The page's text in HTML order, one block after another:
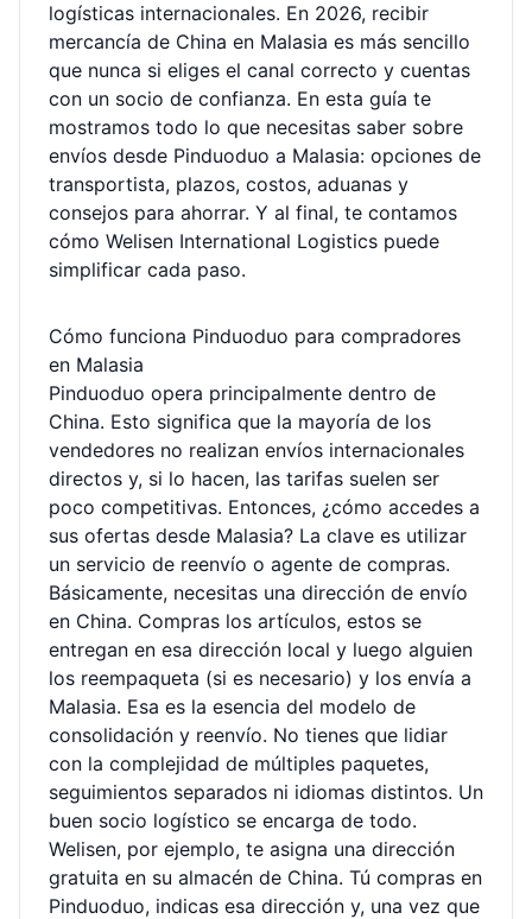
logísticas internacionales. En 2026, recibir
mercancía de China en Malasia es más sencillo
que nunca si eliges el canal correcto y cuentas
con un socio de confianza. En esta guía te
mostramos todo lo que necesitas saber sobre
envíos desde Pinduoduo a Malasia: opciones de
transportista, plazos, costos, aduanas y
consejos para ahorrar. Y al final, te contamos
cómo Welisen International Logistics puede
simplificar cada paso.
Cómo funciona Pinduoduo para compradores
en Malasia
Pinduoduo opera principalmente dentro de
China. Esto significa que la mayoría de los
vendedores no realizan envíos internacionales
directos y, si lo hacen, las tarifas suelen ser
poco competitivas. Entonces, ¿cómo accedes a
sus ofertas desde Malasia? La clave es utilizar
un servicio de reenvío o agente de compras.
Básicamente, necesitas una dirección de envío
en China. Compras los artículos, estos se
entregan en esa dirección local y luego alguien
los reempaqueta (si es necesario) y los envía a
Malasia. Esa es la esencia del modelo de
consolidación y reenvío. No tienes que lidiar
con la complejidad de múltiples paquetes,
seguimientos separados ni idiomas distintos. Un
buen socio logístico se encarga de todo.
Welisen, por ejemplo, te asigna una dirección
gratuita en su almacén de China. Tú compras en
Pinduoduo, indicas esa dirección y, una vez que